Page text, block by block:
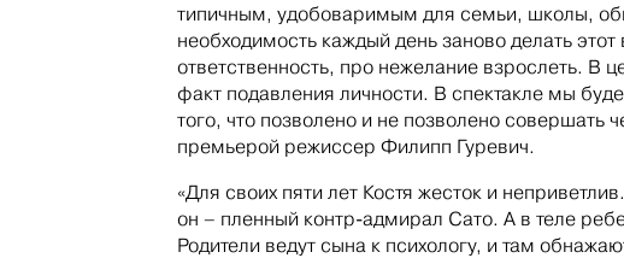
типичным, удобоваримым для семьи, школы,
необходимость каждый день заново делать
ответственность, про нежелание взрослеть. В
факт подавления личности. В спектакле мы
того, что позволено и не позволено совершать
премьерой режиссер Филипп Гуревич.
«Для своих пяти лет Костя жесток и
он – пленный контр-адмирал Сато. А в теле
Родители ведут сына к психологу, и там